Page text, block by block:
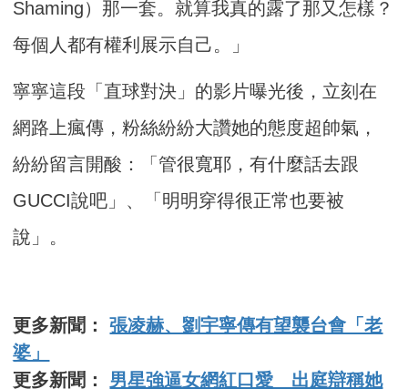
Shaming）那一套。就算我真的露了那又怎樣？
每個人都有權利展示自己。」
寧寧這段「直球對決」的影片曝光後，立刻在
網路上瘋傳，粉絲紛紛大讚她的態度超帥氣，
紛紛留言開酸：「管很寬耶，有什麼話去跟
GUCCI說吧」、「明明穿得很正常也要被
說」。
更多新聞：張凌赫、劉宇寧傳有望襲台會「老
婆」
更多新聞： 男星強逼女網紅口愛 出庭辯稱她